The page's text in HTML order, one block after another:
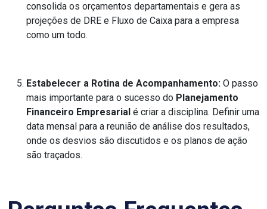
consolida os orçamentos departamentais e gera as
projeções de DRE e Fluxo de Caixa para a empresa
como um todo.
Estabelecer a Rotina de Acompanhamento: O passo
mais importante para o sucesso do Planejamento
Financeiro Empresarial é criar a disciplina. Definir uma
data mensal para a reunião de análise dos resultados,
onde os desvios são discutidos e os planos de ação
são traçados.